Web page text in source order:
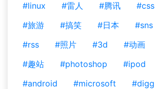
#linux
#雷人 #腾讯 #css
#旅游
#搞笑 #日本 #sns
#rss
#照片 #3d #动画
#趣站
#photoshop #ipod
#android
#microsoft #digg